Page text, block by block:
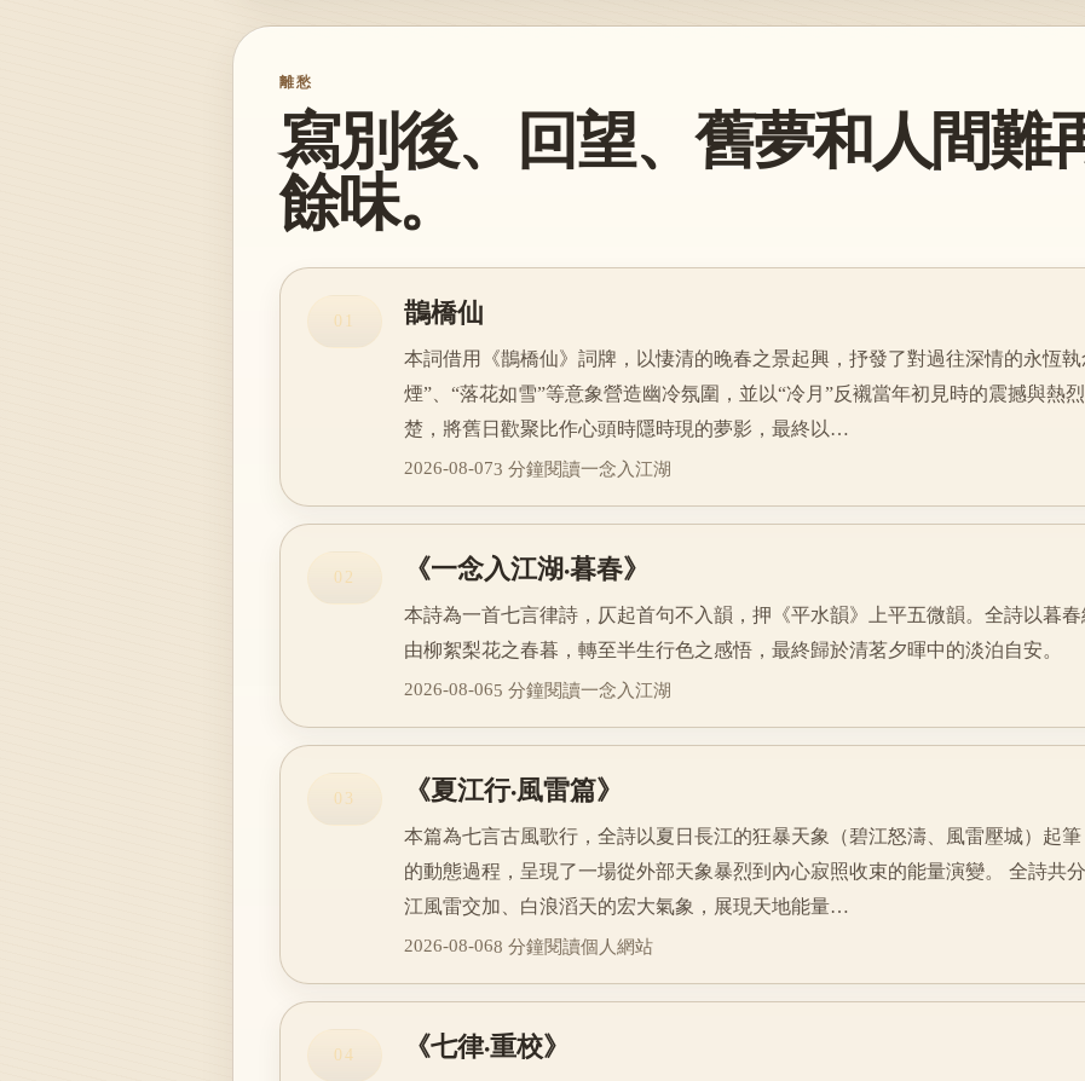
離愁
寫別後、回望、舊夢和人間難
餘味。
01 鵲橋仙
本詞借用《鵲橋仙》詞牌，以悽清的晚春之景起興，抒發了對過往深情的永恆執
煙”、“落花如雪”等意象營造幽冷氛圍，並以“冷月”反襯當年初見時的震撼與熱
楚，將舊日歡聚比作心頭時隱時現的夢影，最終以…
2026-08-073 分鐘閱讀一念入江湖
02 《一念入江湖·暮春》
本詩為一首七言律詩，仄起首句不入韻，押《平水韻》上平五微韻。全詩以暮春
由柳絮梨花之春暮，轉至半生行色之感悟，最終歸於清茗夕暉中的淡泊自安。
2026-08-065 分鐘閱讀一念入江湖
03 《夏江行·風雷篇》
本篇為七言古風歌行，全詩以夏日長江的狂暴天象（碧江怒濤、風雷壓城）起
的動態過程，呈現了一場從外部天象暴烈到內心寂照收束的能量演變。 全詩共
江風雷交加、白浪滔天的宏大氣象，展現天地能量…
2026-08-068 分鐘閱讀個人網站
04 《七律·重校》